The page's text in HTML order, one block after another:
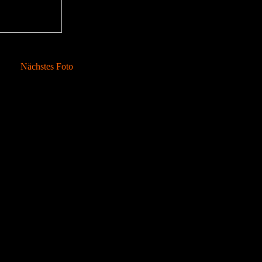
Nächstes Foto